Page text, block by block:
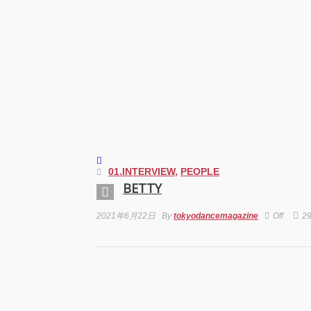
01.INTERVIEW, PEOPLE
BETTY
2021年6月22日 Bytokyodancemagazine Off